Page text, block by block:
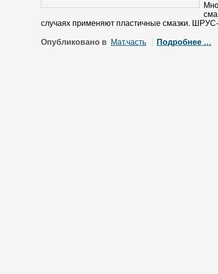
случаях применяют пластичные смазки.
Опубликовано в Мат.часть Подробнее …